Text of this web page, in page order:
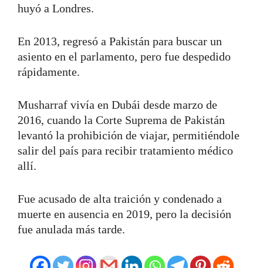
huyó a Londres.
En 2013, regresó a Pakistán para buscar un
asiento en el parlamento, pero fue despedido
rápidamente.
Musharraf vivía en Dubái desde marzo de
2016, cuando la Corte Suprema de Pakistán
levantó la prohibición de viajar, permitiéndole
salir del país para recibir tratamiento médico
allí.
Fue acusado de alta traición y condenado a
muerte en ausencia en 2019, pero la decisión
fue anulada más tarde.